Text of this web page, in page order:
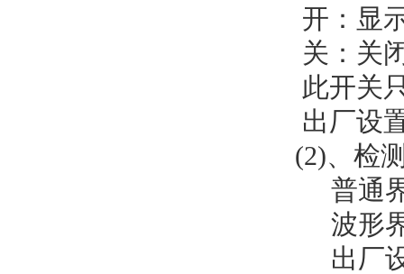
开：显
关：关
此开关
出厂设
(2)、检
普通界
波形界
出厂设